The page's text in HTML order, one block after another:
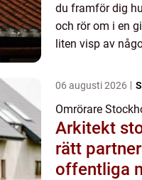
du framför dig
och rör om i en
liten visp av
06 augusti 2026
Omrörare
Arkitekt
rätt
offentliga